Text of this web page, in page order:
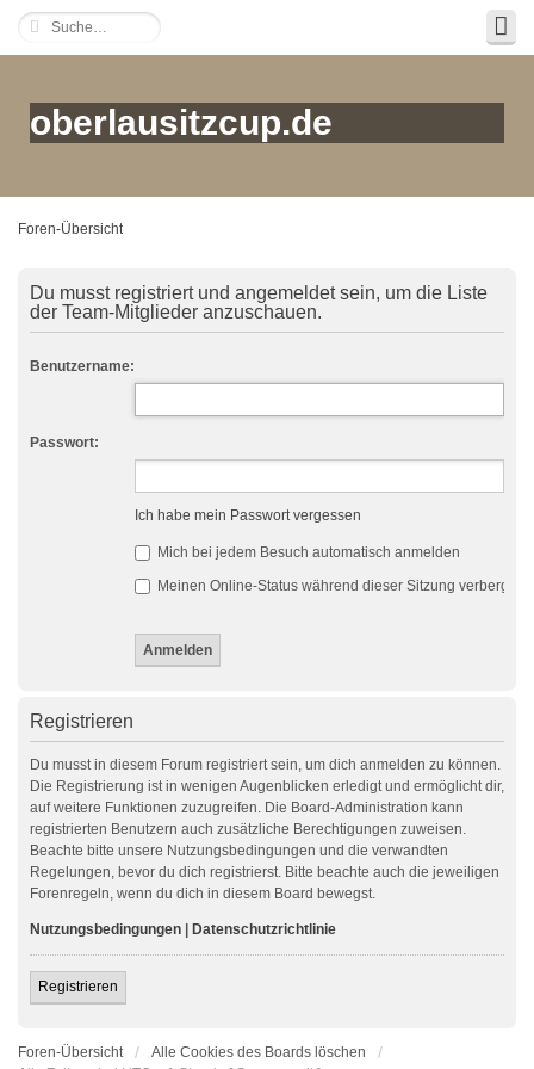
oberlausitzcup.de
Foren-Übersicht
Du musst registriert und angemeldet sein, um die Liste
der Team-Mitglieder anzuschauen.
Benutzername:
Passwort:
Ich habe mein Passwort vergessen
Mich bei jedem Besuch automatisch anmelden
Meinen Online-Status während dieser Sitzung verbergen
Registrieren
Du musst in diesem Forum registriert sein, um dich anmelden zu können.
Die Registrierung ist in wenigen Augenblicken erledigt und ermöglicht dir,
auf weitere Funktionen zuzugreifen. Die Board-Administration kann
registrierten Benutzern auch zusätzliche Berechtigungen zuweisen.
Beachte bitte unsere Nutzungsbedingungen und die verwandten
Regelungen, bevor du dich registrierst. Bitte beachte auch die jeweiligen
Forenregeln, wenn du dich in diesem Board bewegst.
Nutzungsbedingungen Datenschutzrichtlinie
Registrieren
Foren-Übersicht
Alle Cookies des Boards löschen